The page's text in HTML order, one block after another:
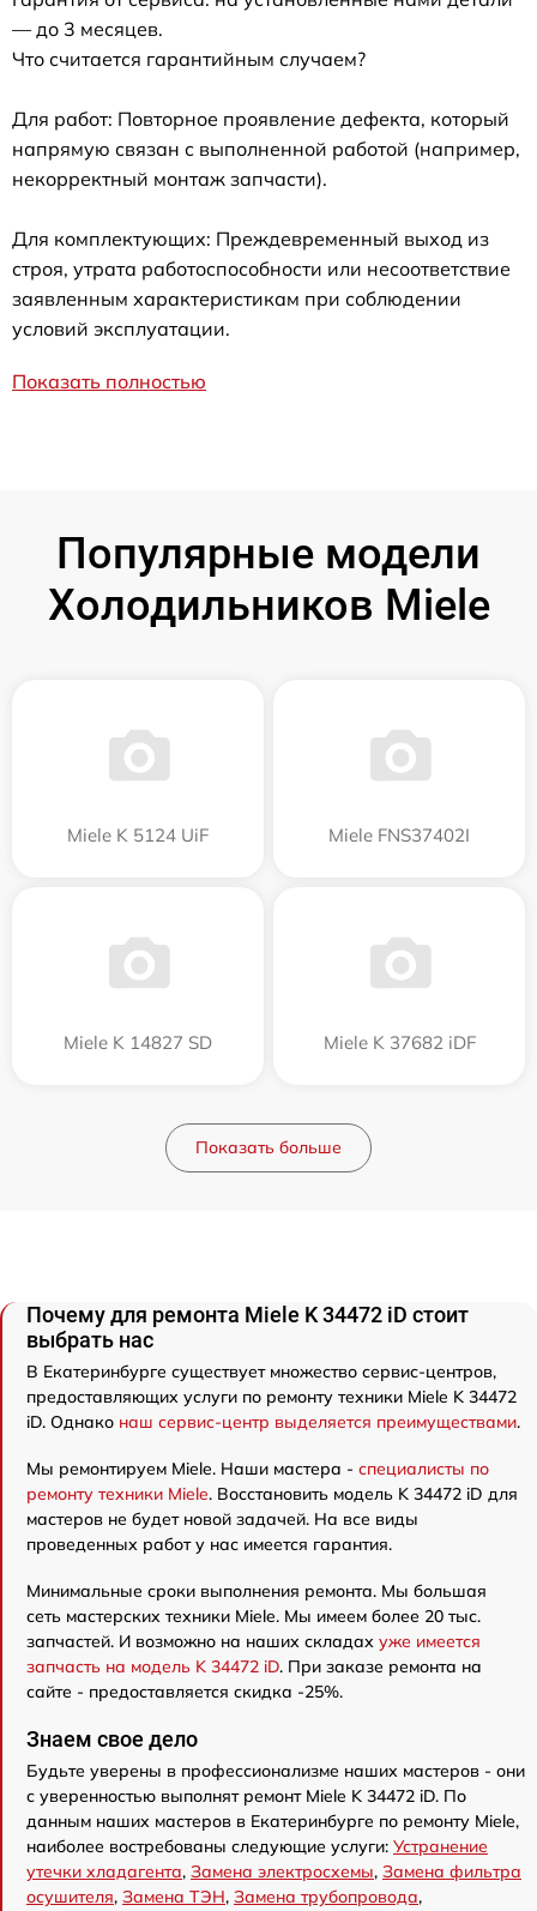
— до 3 месяцев.
Что считается гарантийным случаем?
Для работ: Повторное проявление дефекта, который
напрямую связан с выполненной работой (например,
некорректный монтаж запчасти).
Для комплектующих: Преждевременный выход из
строя, утрата работоспособности или несоответствие
заявленным характеристикам при соблюдении
условий эксплуатации.
Показать полностью
Популярные модели
Холодильников Miele
Miele K 5124 UiF Miele FNS37402I
Miele K 14827 SD Miele K 37682 iDF
Показать больше
Почему для ремонта Miele K 34472 iD стоит
выбрать нас
В Екатеринбурге существует множество сервис-центров,
предоставляющих услуги по ремонту техники Miele K 34472
iD. Однако наш сервис-центр выделяется преимуществами.
Мы ремонтируем Miele. Наши мастера - специалисты по
ремонту техники Miele. Восстановить модель K 34472 iD для
мастеров не будет новой задачей. На все виды
проведенных работ у нас имеется гарантия.
Минимальные сроки выполнения ремонта. Мы большая
сеть мастерских техники Miele. Мы имеем более 20 тыс.
запчастей. И возможно на наших складах уже имеется
запчасть на модель K 34472 iD. При заказе ремонта на
сайте - предоставляется скидка -25%.
Знаем свое дело
Будьте уверены в профессионализме наших мастеров - они
с уверенностью выполнят ремонт Miele K 34472 iD. По
данным наших мастеров в Екатеринбурге по ремонту Miele,
наиболее востребованы следующие услуги: Устранение
утечки хладагента, Замена электросхемы, Замена фильтра
осушителя, Замена ТЭН, Замена трубопровода,